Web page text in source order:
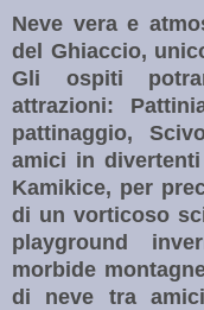
Neve vera e
del Ghiaccio,
Gli ospiti
attrazioni:
pattinaggio,
amici in
Kamikice, per
di un vorticoso
playground
morbide
di neve tra